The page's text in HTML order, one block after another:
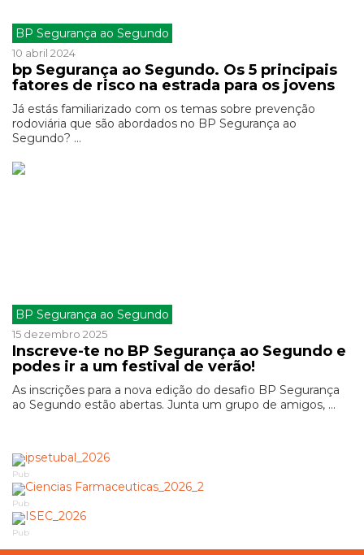
BP Segurança ao Segundo
10 abril 2024
bp Segurança ao Segundo. Os 5 principais
fatores de risco na estrada para os jovens
Já estás familiarizado com os temas sobre prevenção
rodoviária que são abordados no BP Segurança ao
Segundo? ...
BP Segurança ao Segundo
15 dezembro 2025
Inscreve-te no BP Segurança ao Segundo e
podes ir a um festival de verão!
As inscrições para a nova edição do desafio BP Segurança
ao Segundo estão abertas. Junta um grupo de amigos, ...
Pub
Pub
Pub